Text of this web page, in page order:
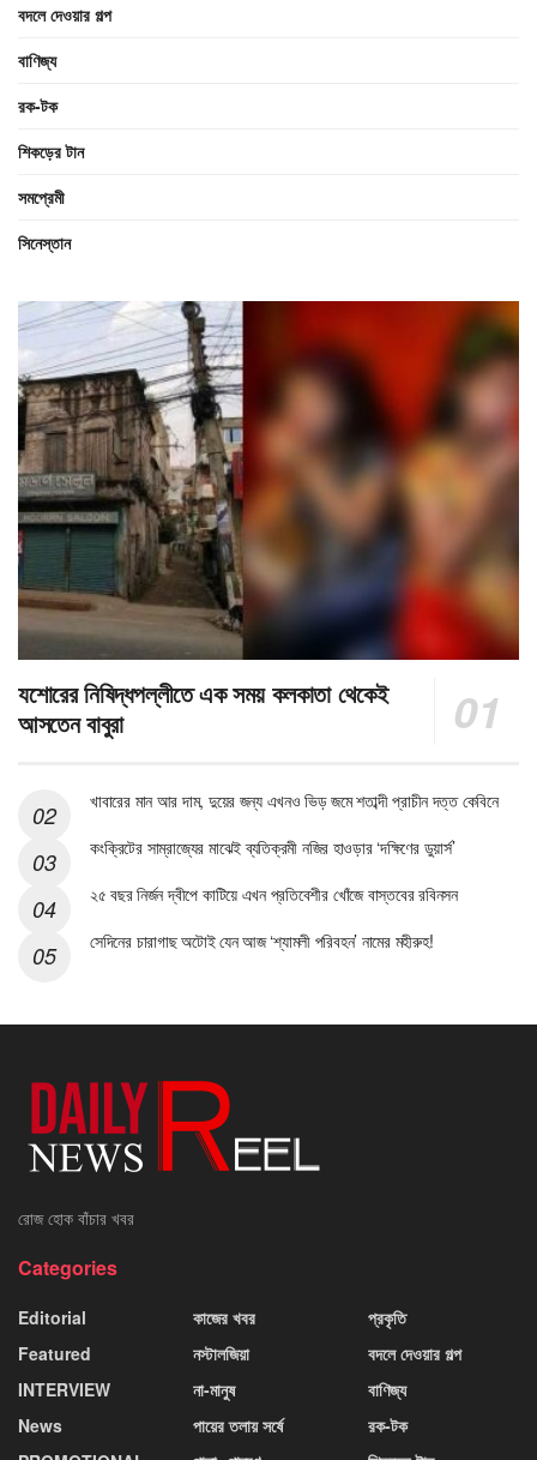
বদলে দেওয়ার গল্প
বাণিজ্য
রক-টক
শিকড়ের টান
সমপ্রেমী
সিনেস্তান
যশোরের নিষিদ্ধপল্লীতে এক সময় কলকাতা থেকেই
আসতেন বাবুরা
খাবারের মান আর দাম, দুয়ের জন্য এখনও ভিড় জমে শতাব্দী প্রাচীন দত্ত কেবিনে
কংক্রিটের সাম্রাজ্যের মাঝেই ব্যতিক্রমী নজির হাওড়ার ‘দক্ষিণের ডুয়ার্স’
২৫ বছর নির্জন দ্বীপে কাটিয়ে এখন প্রতিবেশীর খোঁজে বাস্তবের রবিনসন
সেদিনের চারাগাছ অটোই যেন আজ ‘শ্যামলী পরিবহন’ নামের মহীরুহ!
রোজ হোক বাঁচার খবর
Categories
Editorial
Featured
INTERVIEW
News
কাজের খবর
নস্টালজিয়া
না-মানুষ
পায়ের তলায় সর্ষে
প্রকৃতি
বদলে দেওয়ার গল্প
বাণিজ্য
রক-টক